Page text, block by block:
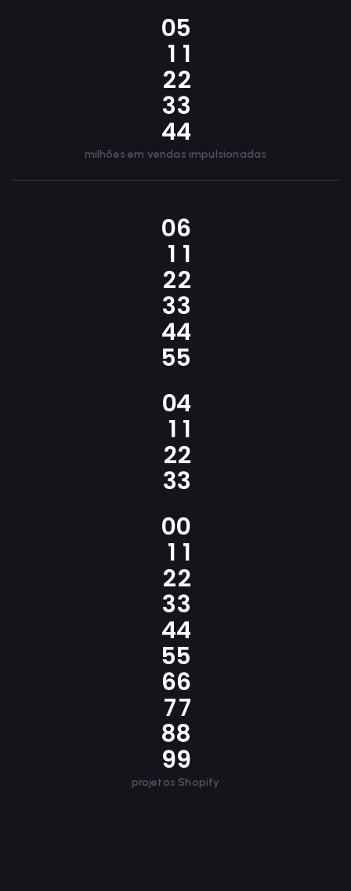
0
1
2
3
4
5
1
2
3
4
milhões em vendas impulsionadas
0
1
2
3
4
5
6
1
2
3
4
5
0
1
2
3
4
1
2
3
0
1
2
3
4
5
6
7
8
9
0
1
2
3
4
5
6
7
8
9
projetos Shopify